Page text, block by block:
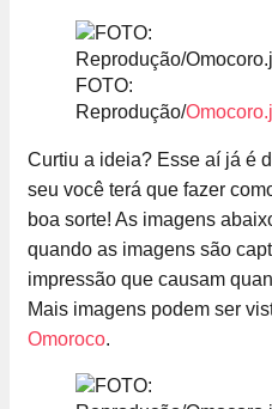
FOTO:
Reprodução/
Curtiu a ideia? Esse aí já é
seu você terá que fazer
boa sorte! As imagens
quando as imagens são
impressão que causam
Mais imagens podem ser
Omoroco.